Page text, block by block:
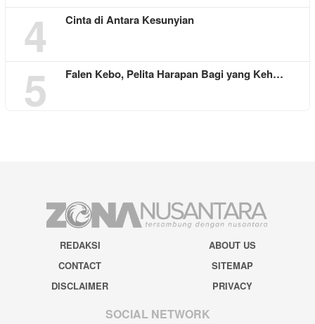
4 Cinta di Antara Kesunyian
5 Falen Kebo, Pelita Harapan Bagi yang Keh…
REDAKSI
ABOUT US
CONTACT
SITEMAP
DISCLAIMER
PRIVACY
SOCIAL NETWORK